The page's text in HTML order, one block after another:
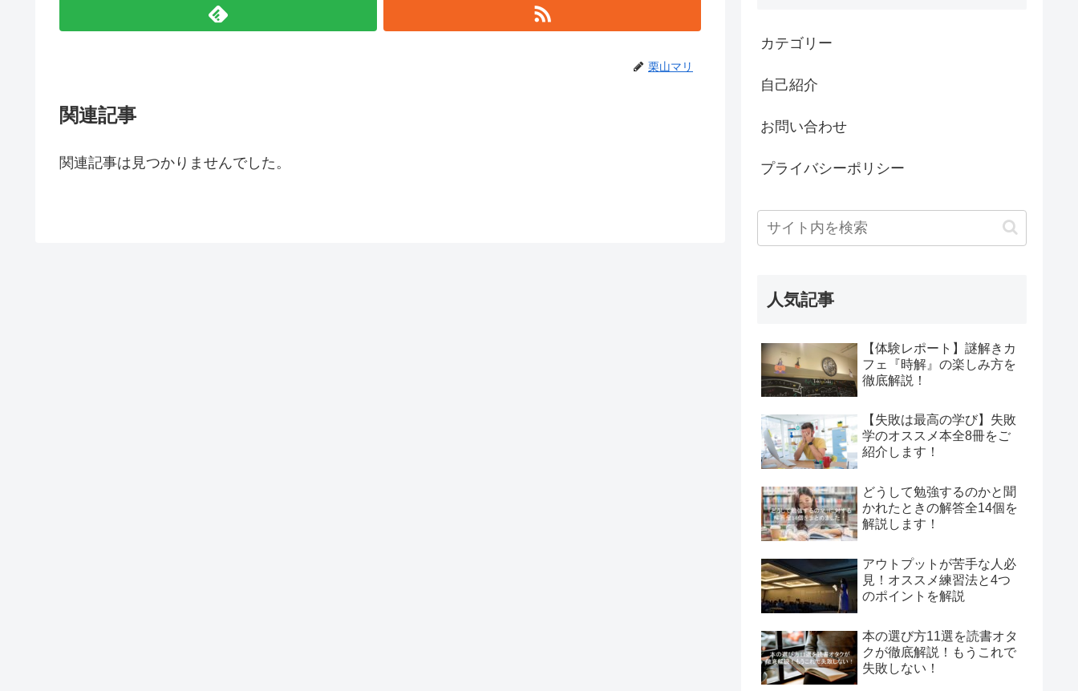
栗山マリ
関連記事
関連記事は見つかりませんでした。
カテゴリー
自己紹介
お問い合わせ
プライバシーポリシー
人気記事
【体験レポート】謎解きカ
フェ『時解』の楽しみ方を
徹底解説！
【失敗は最高の学び】失敗
学のオススメ本全8冊をご
紹介します！
どうして勉強するのかと聞
かれたときの解答全14個を
解説します！
アウトプットが苦手な人必
見！オススメ練習法と4つ
のポイントを解説
本の選び方11選を読書オタ
クが徹底解説！もうこれで
失敗しない！